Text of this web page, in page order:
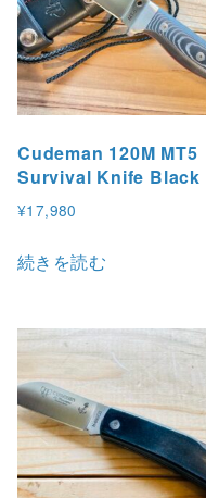
Cudeman 120M MT5
Survival Knife Black
¥17,980
続きを読む